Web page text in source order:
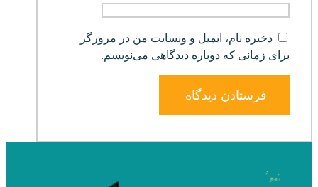
ذخیره نام، ایمیل و وبسایت من در مرورگر
برای زمانی که دوباره دیدگاهی می‌نویسم.